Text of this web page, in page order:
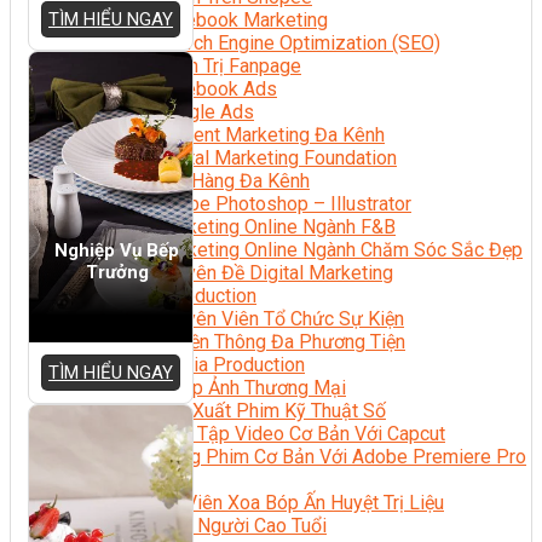
Facebook Marketing
Search Engine Optimization (SEO)
Quản Trị Fanpage
Facebook Ads
Google Ads
Content Marketing Đa Kênh
Digital Marketing Foundation
Bán Hàng Đa Kênh
Adobe Photoshop – Illustrator
Marketing Online Ngành F&B
Marketing Online Ngành Chăm Sóc Sắc Đẹp
Chuyên Đề Digital Marketing
Media Production
Chuyên Viên Tổ Chức Sự Kiện
Truyền Thông Đa Phương Tiện
Media Production
Nhiếp Ảnh Thương Mại
Sản Xuất Phim Kỹ Thuật Số
Biên Tập Video Cơ Bản Với Capcut
Dựng Phim Cơ Bản Với Adobe Premiere Pro
Kỹ Thuật Viên Xoa Bóp Ấn Huyệt Trị Liệu
Chăm Sóc Người Cao Tuổi
TÌM HIỂU NGAY
Nghiệp Vụ Bếp
Trưởng
TÌM HIỂU NGAY